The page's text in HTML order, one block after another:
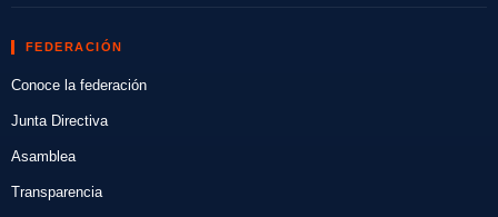
FEDERACIÓN
Conoce la federación
Junta Directiva
Asamblea
Transparencia